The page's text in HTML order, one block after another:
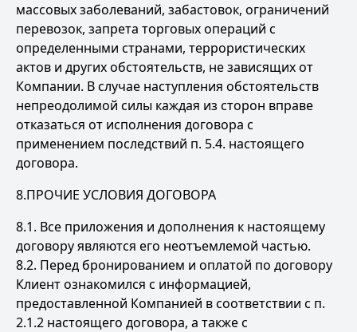
массовых заболеваний, забастовок, ограничений
перевозок, запрета торговых операций с
определенными странами, террористических
актов и других обстоятельств, не зависящих от
Компании. В случае наступления обстоятельств
непреодолимой силы каждая из сторон вправе
отказаться от исполнения договора с
применением последствий п. 5.4. настоящего
договора.
8.ПРОЧИЕ УСЛОВИЯ ДОГОВОРА
8.1. Все приложения и дополнения к настоящему
договору являются его неотъемлемой частью.
8.2. Перед бронированием и оплатой по договору
Клиент ознакомился с информацией,
предоставленной Компанией в соответствии с п.
2.1.2 настоящего договора, а также с